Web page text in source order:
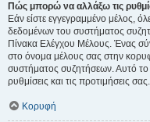
Πώς μπορώ να αλλάξω τις
Εάν είστε εγγεγραμμένο μέλος,
δεδομένων του συστήματος
Πίνακα Ελέγχου Μέλους. Ένας
στο όνομα μέλους σας στην
συστήματος συζητήσεων. Αυτό το
ρυθμίσεις και τις προτιμήσεις σας.
Κορυφή